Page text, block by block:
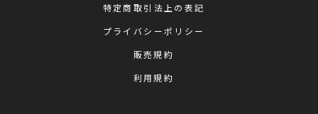
特定商取引法上の表記
プライバシーポリシー
販売規約
利用規約